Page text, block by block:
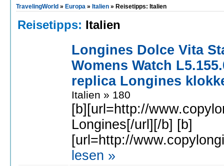
TravelingWorld » Europa » Italien » Reisetipps: Italien
Reisetipps: Italien
Longines Dolce Vita
Womens Watch
replica Longines
Italien » 180
[b][url=http://
Longines[/url][/b] [b]
[url=http://
lesen »